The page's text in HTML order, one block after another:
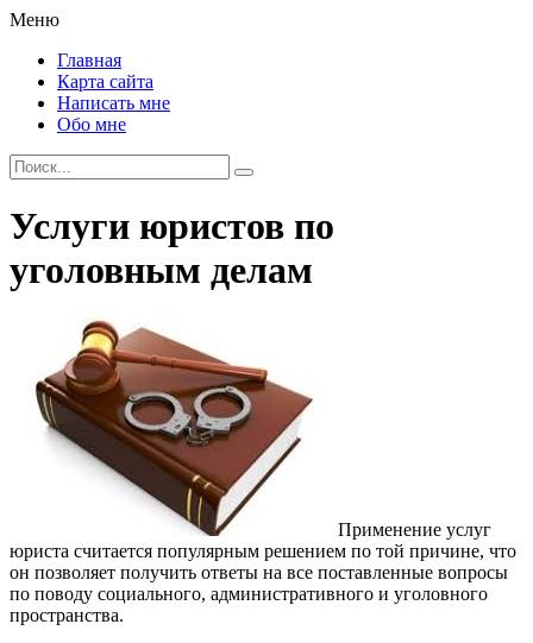
Меню
Главная
Карта сайта
Написать мне
Обо мне
Услуги юристов по
уголовным делам
Применение услуг
юриста считается популярным решением по той причине, что
он позволяет получить ответы на все поставленные вопросы
по поводу социального, административного и уголовного
пространства.